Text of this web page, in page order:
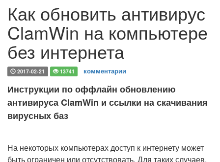
Как обновить антивирус
ClamWin на компьютере
без интернета
2017-02-21 13741 комментарии
Инструкции по оффлайн обновлению
антивируса ClamWin и ссылки на скачивания
вирусных баз
На некоторых компьютерах доступ к интернету может
быть ограничен или отсутствовать. Для таких случаев,